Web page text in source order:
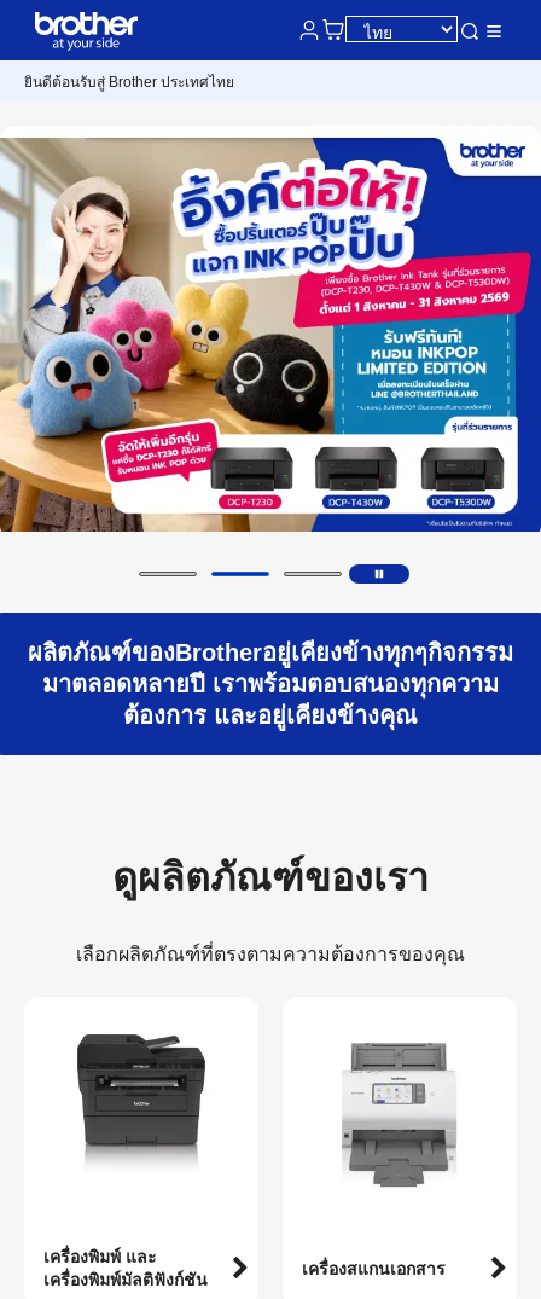
ยินดีต้อนรับสู่ Brother ประเทศไทย
ผลิตภัณฑ์ของBrotherอยู่เคียงข้างทุกๆกิจกรรม
มาตลอดหลายปี เราพร้อมตอบสนองทุกความ
ต้องการ และอยู่เคียงข้างคุณ
ดูผลิตภัณฑ์ของเรา
เลือกผลิตภัณฑ์ที่ตรงตามความต้องการของคุณ
เครื่องพิมพ์ และ
เครื่องพิมพ์มัลติฟังก์ชัน
เครื่องสแกนเอกสาร